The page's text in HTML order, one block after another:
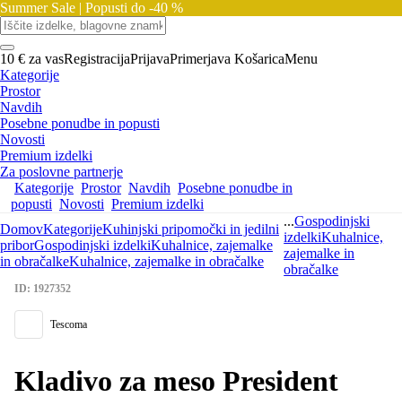
Summer Sale | Popusti do -40 %
10 € za vasRegistracijaPrijavaPrimerjava KošaricaMenu
Kategorije
Prostor
Navdih
Posebne ponudbe in popusti
Novosti
Premium izdelki
Za poslovne partnerje
Kategorije Prostor Navdih Posebne ponudbe in
popusti Novosti Premium izdelki
DomovKategorijeKuhinjski pripomočki in jedilni
priborGospodinjski izdelkiKuhalnice, zajemalke
in obračalkeKuhalnice, zajemalke in obračalke
...Gospodinjski
izdelkiKuhalnice,
zajemalke in
obračalke
ID: 1927352
Tescoma
Kladivo za meso President